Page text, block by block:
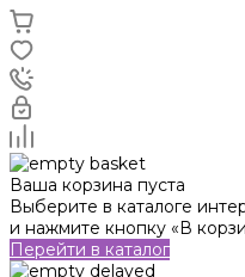
Ваша корзина пуста
Выберите в каталоге
и нажмите кнопку «В
Перейти в каталог